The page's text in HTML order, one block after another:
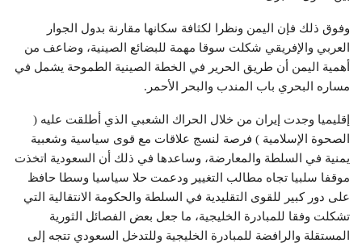
وفوق ذلك فإن اليمن ونظرا لكثافة سكانها مقارنة بدول الجوار
العربي والإفريقي شكلت سوقا مهمة للبضائع الصينية، وضاعف من
أهمية اليمن أن طريق الحرير في الخطة الصينية الطموحة يشمل في
مساره البحري باب المندب والبحر الأحمر.
إقليميا وجدت إيران من خلال الحراك الشعبي الذي أطلقت عليه (
الصحوة الإسلامية ) فرصة لنسج علاقات مع قوى سياسية وشعبية
يمنية في السلطة والمعارضة، وساعدها في ذلك أن السعودية اتخذت
موقفا سلبيا تجاه مطالب التغيير ودعمت حلا سياسيا وسطا حافظ
على دور كبير للقوى التقليدية في السلطة والحكومة الانتقالية التي
تشكلت وفقا للمبادرة الخليجية، ما جعل بعض الفصائل الثورية
المستقلة والرافضة للمبادرة الخليجية وللتدخل السعودي تتجه إلى